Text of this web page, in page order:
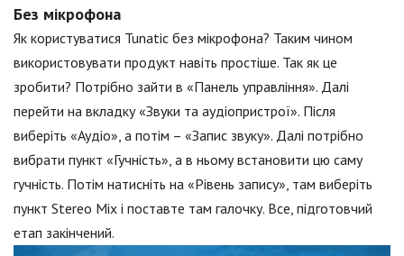
Без мікрофона
Як користуватися Tunatic без мікрофона? Таким чином
використовувати продукт навіть простіше. Так як це
зробити? Потрібно зайти в «Панель управління». Далі
перейти на вкладку «Звуки та аудіопристрої». Після
виберіть «Аудіо», а потім – «Запис звуку». Далі потрібно
вибрати пункт «Гучність», а в ньому встановити цю саму
гучність. Потім натисніть на «Рівень запису», там виберіть
пункт Stereo Mix і поставте там галочку. Все, підготовчий
етап закінчений.